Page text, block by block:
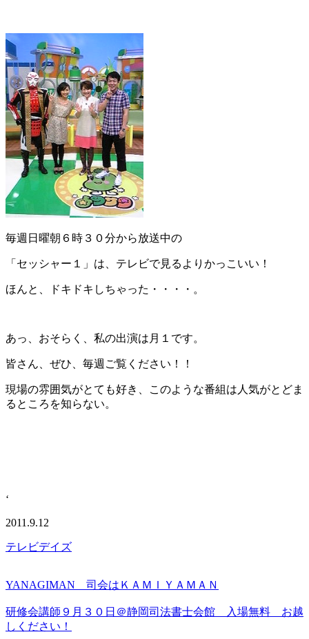
毎週日曜朝６時３０分から放送中の
「セッシャー１」は、テレビで見るよりかっこいい！
ほんと、ドキドキしちゃった・・・・。
あっ、おそらく、私の出演は月１です。
皆さん、ぜひ、毎週ご覧ください！！
現場の雰囲気がとても好き、このような番組は人気がとどま
るところを知らない。
‘
2011.9.12
テレビデイズ
YANAGIMAN 司会はＫＡＭＩＹＡＭＡＮ
研修会講師９月３０日＠静岡司法書士会館 入場無料 お越
しください！